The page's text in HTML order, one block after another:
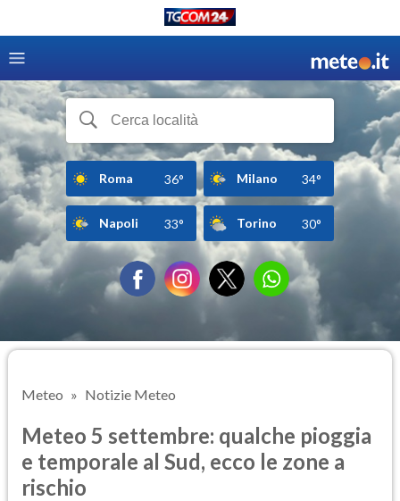
Roma 36° Milano 34°
Napoli 33° Torino 30°
Meteo Notizie Meteo
Meteo 5 settembre: qualche pioggia
e temporale al Sud, ecco le zone a
rischio